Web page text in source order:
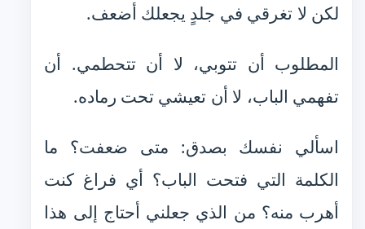
لكن لا تغرقي في جلدٍ يجعلك أضعف.
المطلوب أن تتوبي، لا أن تتحطمي. أن
تفهمي الباب، لا أن تعيشي تحت رماده.
اسألي نفسك بصدق: متى ضعفت؟ ما
الكلمة التي فتحت الباب؟ أي فراغ كنت
أهرب منه؟ من الذي جعلني أحتاج إلى هذا